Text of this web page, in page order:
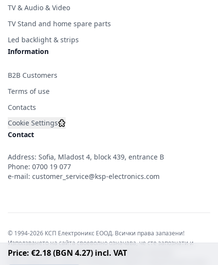
Price: €2.18 (BGN 4.27) incl. VAT
TV & Audio & Video
TV Stand and home spare parts
Led backlight & strips
Information
B2B Customers
Terms of use
Contacts
Cookie Settings
Contact
Address: Sofia, Mladost 4, block 439, entrance B
Phone: 0700 19 077
e-mail: customer_service@ksp-electronics.com
© 1994-2026 КСП Електроникс ЕООД. Всички права запазени!
Използването на сайта своеволно означава, че сте запознати и
съгласни с правната информация обвързваща софтуера.